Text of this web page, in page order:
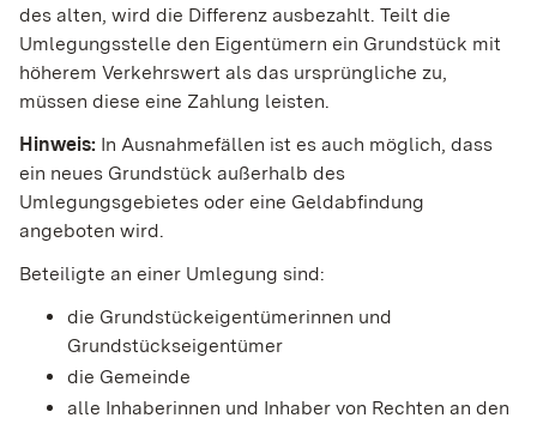
des alten, wird die Differenz ausbezahlt. Teilt die
Umlegungsstelle den Eigentümern ein Grundstück mit
höherem Verkehrswert als das ursprüngliche zu,
müssen diese eine Zahlung leisten.
Hinweis: In Ausnahmefällen ist es auch möglich, dass
ein neues Grundstück außerhalb des
Umlegungsgebietes oder eine Geldabfindung
angeboten wird.
Beteiligte an einer Umlegung sind:
die Grundstückeigentümerinnen und
Grundstückseigentümer
die Gemeinde
alle Inhaberinnen und Inhaber von Rechten an den